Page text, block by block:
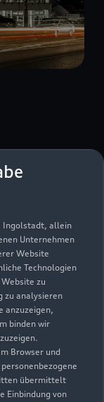
Ingolstadt, allein
Unternehmen
Website
Technologien
zu
zu analysieren
anzuzeigen,
binden wir
Browser und
übermittelt
Einbindung von